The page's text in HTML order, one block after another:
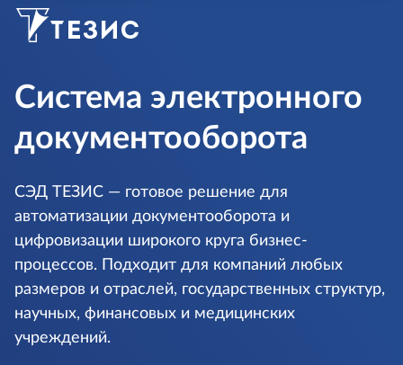
Система электронного
документо­оборота
СЭД ТЕЗИС — готовое решение для
автоматизации документооборота и
цифровизации широкого круга бизнес-
процессов. Подходит для компаний любых
размеров и отраслей, государственных структур,
научных, финансовых и медицинских
учреждений.